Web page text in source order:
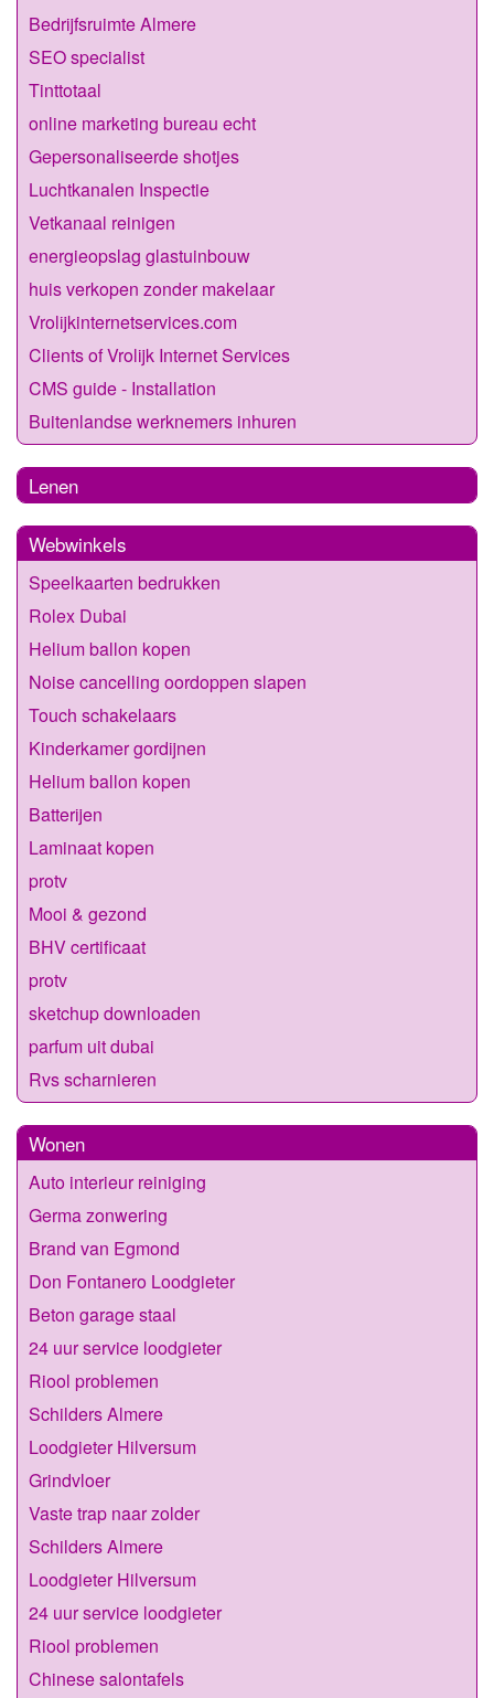
Bedrijfsruimte Almere
SEO specialist
Tinttotaal
online marketing bureau echt
Gepersonaliseerde shotjes
Luchtkanalen Inspectie
Vetkanaal reinigen
energieopslag glastuinbouw
huis verkopen zonder makelaar
Vrolijkinternetservices.com
Clients of Vrolijk Internet Services
CMS guide - Installation
Buitenlandse werknemers inhuren
Lenen
Webwinkels
Speelkaarten bedrukken
Rolex Dubai
Helium ballon kopen
Noise cancelling oordoppen slapen
Touch schakelaars
Kinderkamer gordijnen
Helium ballon kopen
Batterijen
Laminaat kopen
protv
Mooi & gezond
BHV certificaat
protv
sketchup downloaden
parfum uit dubai
Rvs scharnieren
Wonen
Auto interieur reiniging
Germa zonwering
Brand van Egmond
Don Fontanero Loodgieter
Beton garage staal
24 uur service loodgieter
Riool problemen
Schilders Almere
Loodgieter Hilversum
Grindvloer
Vaste trap naar zolder
Schilders Almere
Loodgieter Hilversum
24 uur service loodgieter
Riool problemen
Chinese salontafels